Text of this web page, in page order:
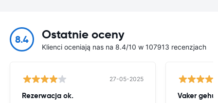
8.4 Ostatnie oceny
Klienci oceniają nas na 8.4/10 w 107913 recenzjach
27-05-2025
Rezerwacja ok. Vaker